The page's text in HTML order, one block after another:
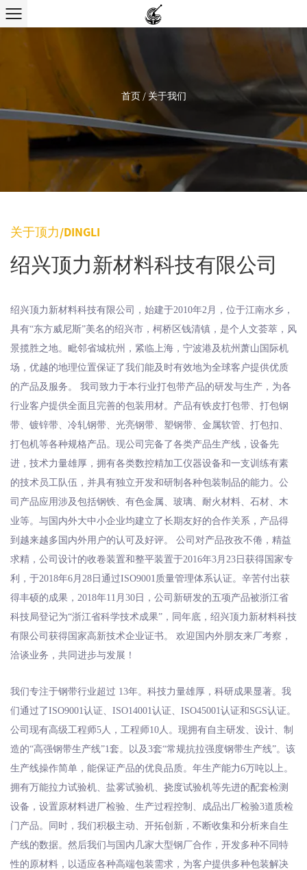
首页/关于我们
关于顶力/DINGLI
绍兴顶力新材料科技有限公司
绍兴顶力新材料科技有限公司，始建于2010年2月，位于江南水乡，
具有“东方威尼斯”美名的绍兴市，柯桥区钱清镇，是个人文荟萃，风
景揽胜之地。毗邻省城杭州，紧临上海，宁波港及杭州萧山国际机
场，优越的地理位置保证了我们能及时有效地为全球客户提供优质
的产品及服务。 我司致力于本行业打包带产品的研发与生产，为各
行业客户提供全面且完善的包装用材。产品有铁皮打包带、打包钢
带、镀锌带、冷轧钢带、光亮钢带、塑钢带、金属软管、打包扣、
打包机等各种规格产品。现公司完备了各类产品生产线，设备先
进，技术力量雄厚，拥有各类数控精加工仪器设备和一支训练有素
的技术员工队伍，并具有独立开发和研制各种包装制品的能力。公
司产品应用涉及包括钢铁、有色金属、玻璃、耐火材料、石材、木
业等。与国内外大中小企业均建立了长期友好的合作关系，产品得
到越来越多国内外用户的认可及好评。 公司对产品孜孜不倦，精益
求精，公司设计的收卷装置和整平装置于2016年3月23日获得国家专
利，于2018年6月28日通过ISO9001质量管理体系认证。辛苦付出获
得丰硕的成果，2018年11月30日，公司新研发的五项产品被浙江省
科技局登记为“浙江省科学技术成果”，同年底，绍兴顶力新材料科技
有限公司获得国家高新技术企业证书。 欢迎国内外朋友来厂考察，
洽谈业务，共同进步与发展！
我们专注于钢带行业超过 13年。科技力量雄厚，科研成果显著。我
们通过了ISO9001认证、ISO14001认证、ISO45001认证和SGS认证。
公司现有高级工程师5人，工程师10人。现拥有自主研发、设计、制
造的“高强钢带生产线”1套。以及3套“常规抗拉强度钢带生产线”。该
生产线操作简单，能保证产品的优良品质。年生产能力6万吨以上。
拥有万能拉力试验机、盐雾试验机、挠度试验机等先进的配套检测
设备，设置原材料进厂检验、生产过程控制、成品出厂检验3道质检
门产品。同时，我们积极主动、开拓创新，不断收集和分析来自生
产线的数据。然后我们与国内几家大型钢厂合作，开发多种不同特
性的原材料，以适应各种高端包装需求，为客户提供多种包装解决